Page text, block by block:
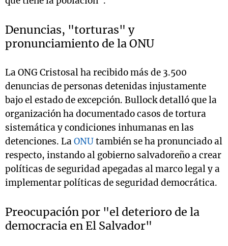
Denuncias, "torturas" y
pronunciamiento de la ONU
La ONG Cristosal ha recibido más de 3.500
denuncias de personas detenidas injustamente
bajo el estado de excepción. Bullock detalló que la
organización ha documentado casos de tortura
sistemática y condiciones inhumanas en las
detenciones. LaONUtambién se ha pronunciado al
respecto, instando al gobierno salvadoreño a crear
políticas de seguridad apegadas al marco legal y a
implementar políticas de seguridad democrática.
Preocupación por "el deterioro de la
democracia en El Salvador"